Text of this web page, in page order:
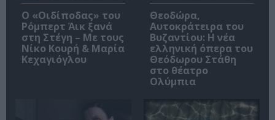
O «Οιδίποδας» του
Ρόμπερτ Άικ ξανά
στη Στέγη – Με τους
Νίκο Κουρή & Μαρία
Κεχαγιόγλου
Θεοδώρα,
Αυτοκράτειρα του
Βυζαντίου: Η νέα
ελληνική όπερα του
Θεόδωρου Στάθη
στο θέατρο
Ολύμπια